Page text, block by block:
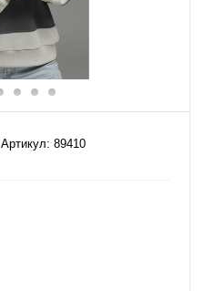
Артикул: 89410